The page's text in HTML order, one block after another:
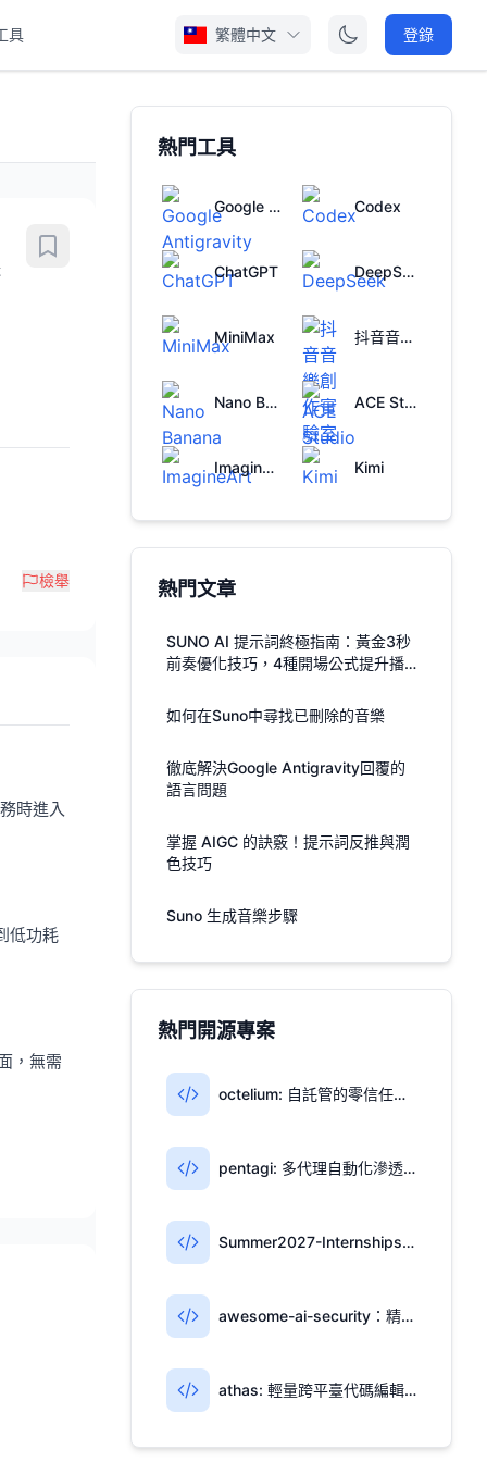
具 繁體中文 登錄
檢舉
時進入
低功耗
，無需
熱門工具
Google Antigravity Codex
ChatGPT DeepSeek
MiniMax 抖音音樂創作實驗室
Nano Banana ACE Studio
ImagineArt Kimi
熱門文章
SUNO AI 提示詞終極指南：黃金3秒
前奏優化技巧，4種開場公式提升播
如何在Suno中尋找已刪除的音樂
徹底解決Google Antigravity回覆的
語言問題
掌握 AIGC 的訣竅！提示詞反推與潤
色技巧
Suno 生成音樂步驟
熱門開源專案
octelium: 自託管的零信任訪問與 AI 閘道器一體平臺
pentagi: 多代理自動化滲透測試系統
Summer2027-Internships: 社區維護的2027夏季實習機會清單
awesome-ai-security：精選AI安全資源庫
athas: 輕量跨平臺代碼編輯器，集成Git與AI